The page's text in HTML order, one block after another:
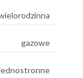
gazowe